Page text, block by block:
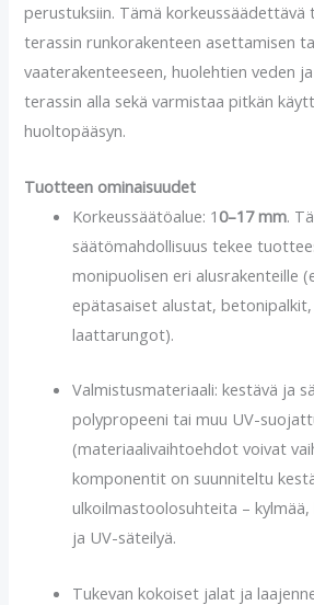
perustuksiin. Tämä korkeussäädettävä
terassin runkorakenteen asettamisen
vaaterakenteeseen, huolehtien veden
terassin alla sekä varmistaa pitkän
huoltopääsyn.
Tuotteen ominaisuudet
Korkeussäätöalue: 1 0–17 mm.
säätömahdollisuus tekee
monipuolisen eri alusrakenteille
epätasaiset alustat,
laattarungot).
Valmistusmateriaali: kestävä ja
polypropeeni tai muu UV-
(materiaalivaihtoehdot voivat
komponentit on suunniteltu
ulkoilmastoolosuhteita –
ja UV-säteilyä.
Tukevan kokoiset jalat ja